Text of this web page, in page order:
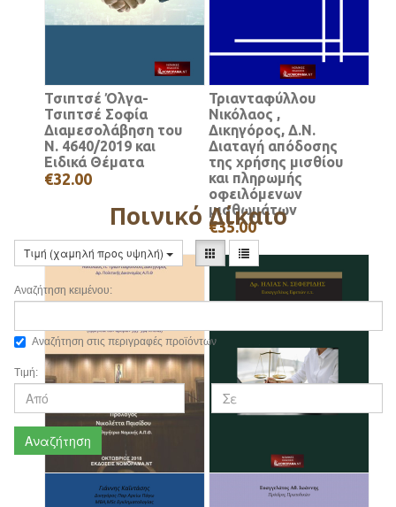
Τσιπτσέ Όλγα-
Τσιπτσέ Σοφία
Διαμεσολάβηση του
Ν. 4640/2019 και
Ειδικά Θέματα
€32.00
Τριανταφύλλου
Νικόλαος ,
Δικηγόρος, Δ.Ν.
Διαταγή απόδοσης
της χρήσης μισθίου
και πληρωμής
οφειλόμενων
μισθωμάτων
€35.00
Τριανταφύλλου
Dr Σεφερίδης Ηλίας,
Ποινικό Δίκαιο
Τιμή (χαμηλή προς υψηλή)
Αναζήτηση κειμένου:
Αναζήτηση στις περιγραφές προϊόντων
Τιμή:
Αναζήτηση